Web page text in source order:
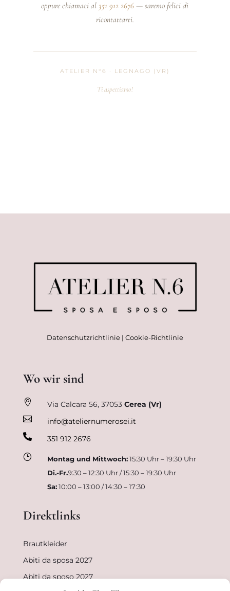
oppure chiamaci al351 912 2676 — saremo felici di
ricontattarti.
ATELIER N°6 · LEGNAGO (VR)
Ti aspettiamo!
Datenschutzrichtlinie| Cookie-Richtlinie
Wo wir sind
 Via Calcara 56, 37053Cerea (Vr)
 info@ateliernumerosei.it
 351 912 2676
} Montag und Mittwoch:15:30 Uhr – 19:30 Uhr
Di.-Fr.9:30 – 12:30 Uhr / 15:30 – 19:30 Uhr
Sa:10:00 – 13:00 / 14:30 – 17:30
Direktlinks
Brautkleider
Abiti da sposa 2027
Abiti da sposo 2027